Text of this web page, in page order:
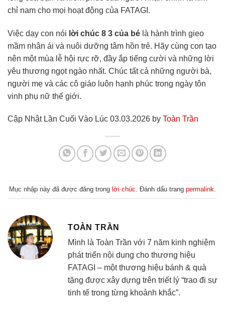
chỉ nam cho mọi hoạt động của FATAGI.
Việc dạy con nói lời chúc 8 3 của bé là hành trình gieo
mầm nhân ái và nuôi dưỡng tâm hồn trẻ. Hãy cùng con tạo
nên một mùa lễ hội rực rỡ, đầy ắp tiếng cười và những lời
yêu thương ngọt ngào nhất. Chúc tất cả những người bà,
người mẹ và các cô giáo luôn hạnh phúc trong ngày tôn
vinh phụ nữ thế giới.
Cập Nhật Lần Cuối Vào Lúc 03.03.2026 by Toàn Trần
Mục nhập này đã được đăng trong lời chúc . Đánh dấu trang permalink
TOÀN TRẦN
Mình là Toàn Trần với 7 năm kinh nghiệm
phát triển nội dung cho thương hiệu
FATAGI – một thương hiệu bánh & quà
tặng được xây dựng trên triết lý “trao đi sự
tinh tế trong từng khoảnh khắc”.